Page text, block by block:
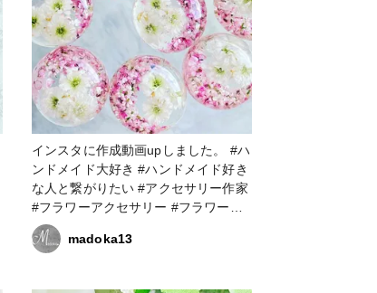
インスタに作成動画upしました。 #ハ
ンドメイド大好き #ハンドメイド好き
な人と繋がりたい #アクセサリー作家
#フラワーアクセサリー #フラワーア
クセサリー作家 #レジン大好き #レジ
ン好きの人と繋がりたい #レジンアク
madoka13